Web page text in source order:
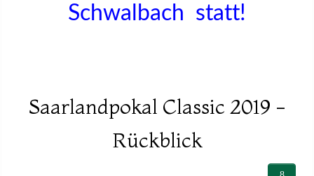
Schwalbach statt!
Saarlandpokal Classic 2019 -
Rückblick